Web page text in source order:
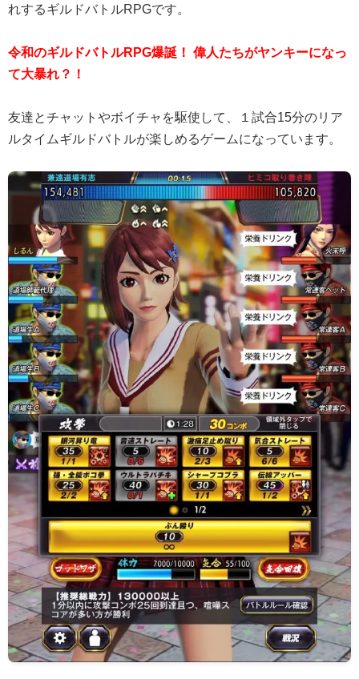
れするギルドバトルRPGです。
令和のギルドバトルRPG爆誕！ 偉人たちがヤンキーになっ
て大暴れ？！
友達とチャットやボイチャを駆使して、１試合15分のリア
ルタイムギルドバトルが楽しめるゲームになっています。